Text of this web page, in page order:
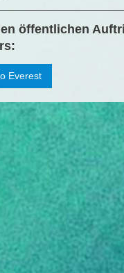
öffentlichen
Everest